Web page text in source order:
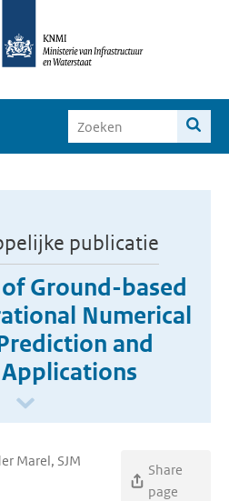
publicatie
Ground-based
Numerical
and
Marel, SJM
Share
page